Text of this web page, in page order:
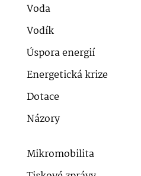
Voda
Vodík
Úspora energií
Energetická krize
Dotace
Názory
Mikromobilita